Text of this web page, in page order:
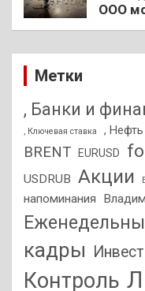
ООО
Метки
, Банки и
, Ключевая ставка , Нефть
BRENT EURUSD
USDRUB Акции
напоминания
кадры
Контроль